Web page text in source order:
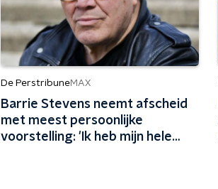
De PerstribuneMAX
Barrie Stevens neemt afscheid
met meest persoonlijke
voorstelling: 'Ik heb mijn hele